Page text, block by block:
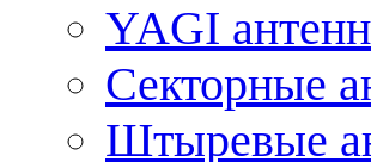
YAGI
Секторные
Штыревые